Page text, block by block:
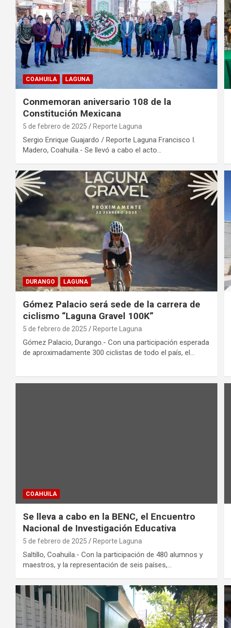
COAHUILA LAGUNA
Conmemoran aniversario 108 de la
Constitución Mexicana
5 de febrero de 2025 Reporte Laguna
Sergio Enrique Guajardo / Reporte Laguna Francisco I.
Madero, Coahuila.- Se llevó a cabo el acto…
DURANGO LAGUNA
Gómez Palacio será sede de la carrera de
ciclismo “Laguna Gravel 100K”
5 de febrero de 2025 Reporte Laguna
Gómez Palacio, Durango.- Con una participación esperada
de aproximadamente 300 ciclistas de todo el país, el…
COAHUILA
Se lleva a cabo en la BENC, el Encuentro
Nacional de Investigación Educativa
5 de febrero de 2025 Reporte Laguna
Saltillo, Coahuila.- Con la participación de 480 alumnos y
maestros, y la representación de seis países,…